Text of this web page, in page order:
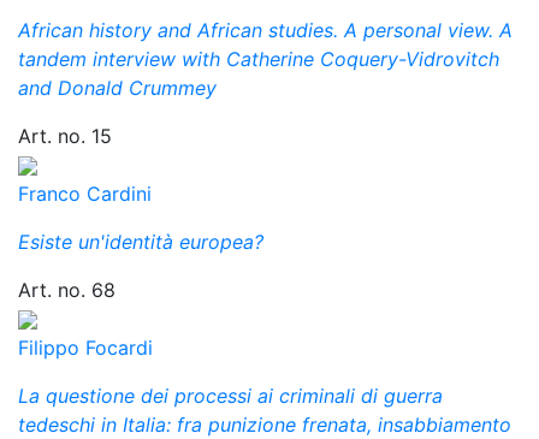
African history and African studies. A personal view. A
tandem interview with Catherine Coquery-Vidrovitch
and Donald Crummey
Art. no. 15
Franco Cardini
Esiste un'identità europea?
Art. no. 68
Filippo Focardi
La questione dei processi ai criminali di guerra
tedeschi in Italia: fra punizione frenata, insabbiamento